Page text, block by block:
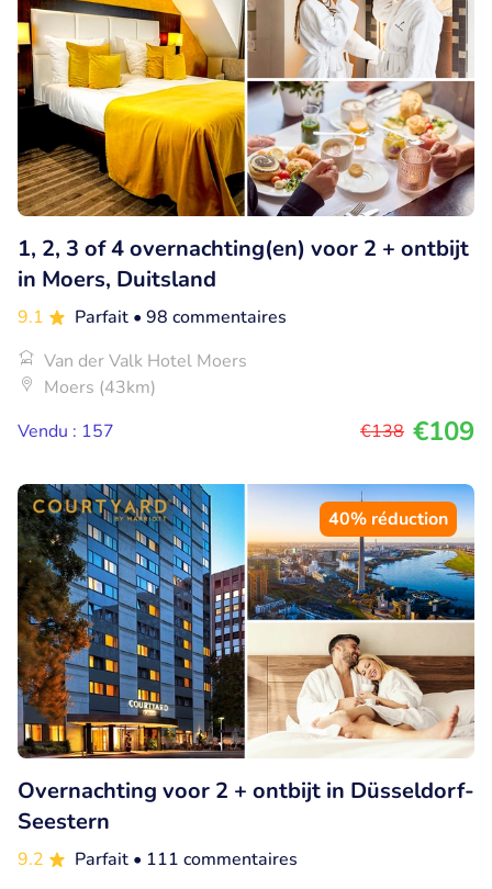
1, 2, 3 of 4 overnachting(en) voor 2 + ontbijt
in Moers, Duitsland
9.1 Parfait • 98 commentaires
Van der Valk Hotel Moers
Moers (43km)
Vendu : 157
€138 €109
40% réduction
Overnachting voor 2 + ontbijt in Düsseldorf-
Seestern
9.2 Parfait • 111 commentaires